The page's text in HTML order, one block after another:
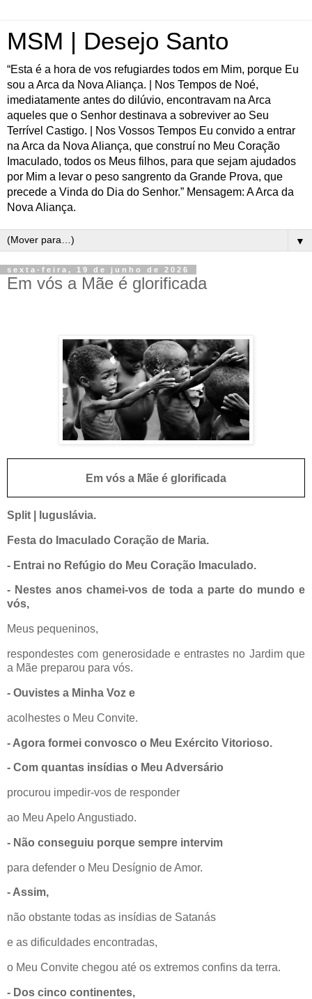
MSM | Desejo Santo
“Esta é a hora de vos refugiardes todos em Mim, porque Eu
sou a Arca da Nova Aliança. | Nos Tempos de Noé,
imediatamente antes do dilúvio, encontravam na Arca
aqueles que o Senhor destinava a sobreviver ao Seu
Terrível Castigo. | Nos Vossos Tempos Eu convido a entrar
na Arca da Nova Aliança, que construí no Meu Coração
Imaculado, todos os Meus filhos, para que sejam ajudados
por Mim a levar o peso sangrento da Grande Prova, que
precede a Vinda do Dia do Senhor.” Mensagem: A Arca da
Nova Aliança.
▼
sexta-feira, 19 de junho de 2026
Em vós a Mãe é glorificada
Em vós a Mãe é glorificada
Split | Iuguslávia.
Festa do Imaculado Coração de Maria.
- Entrai no Refúgio do Meu Coração Imaculado.
- Nestes anos chamei-vos de toda a parte do mundo e
vós,
Meus pequeninos,
respondestes com generosidade e entrastes no Jardim que
a Mãe preparou para vós.
- Ouvistes a Minha Voz e
acolhestes o Meu Convite.
- Agora formei convosco o Meu Exército Vitorioso.
- Com quantas insídias o Meu Adversário
procurou impedir-vos de responder
ao Meu Apelo Angustiado.
- Não conseguiu porque sempre intervim
para defender o Meu Desígnio de Amor.
- Assim,
não obstante todas as insídias de Satanás
e as dificuldades encontradas,
o Meu Convite chegou até os extremos confins da terra.
- Dos cinco continentes,